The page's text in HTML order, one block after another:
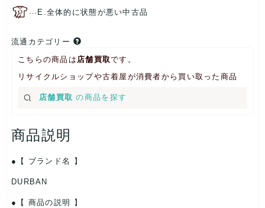
… E.全体的に状態が悪い中古品
流通カテゴリー
こちらの商品は 店舗買取です。
リサイクルショップや古着屋が消費者から買い取った商品
店舗買取 の商品を探す
商品説明
【 ブランド名 】
DURBAN
【 商品の説明 】